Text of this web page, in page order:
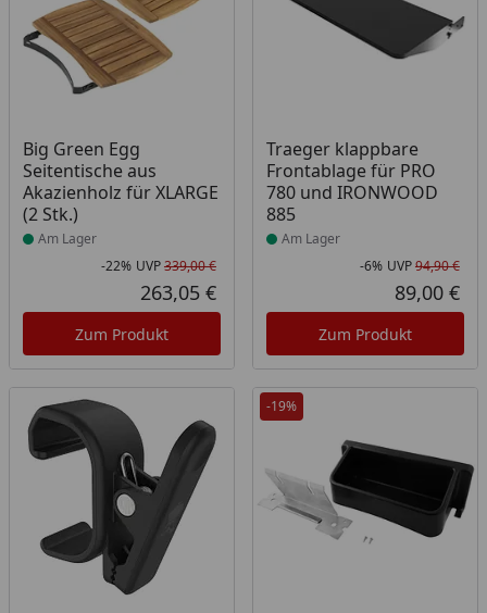
Big Green Egg
Seitentische aus
Akazienholz für XLARGE
(2 Stk.)
Produkt am Lager
Am Lager
Rabatt in Prozent
-22%
Ursprünglicher Preis
UVP339,00 €
Aktueller Preis
263,05 €
Zum Produkt
Traeger klappbare
Frontablage für PRO
780 und IRONWOOD
885
Produkt am Lager
Am Lager
-6% UVP94,90 €
89,00 €
Zum Produkt
-19%